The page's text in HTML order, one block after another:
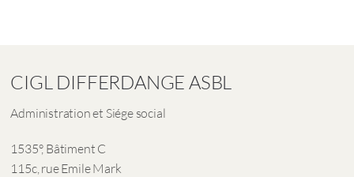
CIGL DIFFERDANGE ASBL
Administration et Siége social
1535°, Bâtiment C
115c, rue Emile Mark